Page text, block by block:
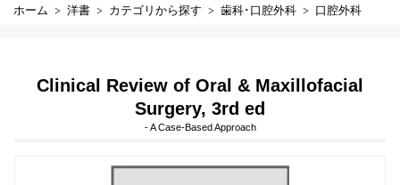
ホーム
洋書 カテゴリから探す 歯科･口腔外科 口腔外科
Clinical Review of Oral & Maxillofacial
Surgery, 3rd ed
- A Case-Based Approach